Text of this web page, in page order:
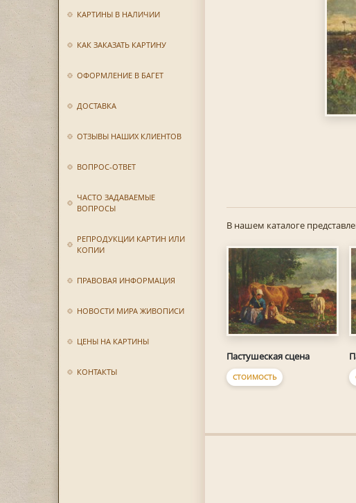
КАРТИНЫ В НАЛИЧИИ
КАК ЗАКАЗАТЬ КАРТИНУ
ОФОРМЛЕНИЕ В БАГЕТ
ДОСТАВКА
ОТЗЫВЫ НАШИХ КЛИЕНТОВ
ВОПРОС-ОТВЕТ
ЧАСТО ЗАДАВАЕМЫЕ
ВОПРОСЫ
РЕПРОДУКЦИИ КАРТИН ИЛИ
КОПИИ
ПРАВОВАЯ ИНФОРМАЦИЯ
НОВОСТИ МИРА ЖИВОПИСИ
ЦЕНЫ НА КАРТИНЫ
КОНТАКТЫ
В нашем каталоге
Пастушеская сцена
СТОИМОСТЬ